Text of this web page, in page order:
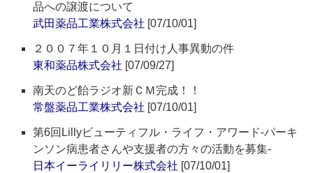
品への譲渡について
武田薬品工業株式会社 [07/10/01]
２００７年１０月１日付け人事異動の件
東和薬品株式会社 [07/09/27]
南天のど飴ラジオ新ＣＭ完成！！
常盤薬品工業株式会社 [07/10/01]
第6回Lillyビューティフル・ライフ・アワード-パーキ
ンソン病患者さんや支援者の方々の活動を募集-
日本イーライリリー株式会社 [07/10/01]